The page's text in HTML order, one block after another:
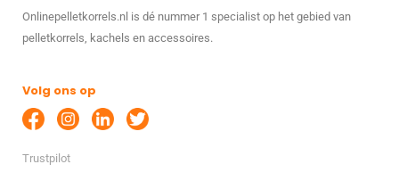
Onlinepelletkorrels.nl is dé nummer 1 specialist op het gebied van
pelletkorrels, kachels en accessoires.
Volg ons op
Trustpilot